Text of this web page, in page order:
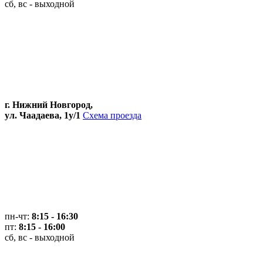
сб, вс - выходной
г. Нижний Новгород,
ул. Чаадаева, 1у/1 Схема проезда
пн-чт: 8:15 - 16:30
пт: 8:15 - 16:00
сб, вс - выходной